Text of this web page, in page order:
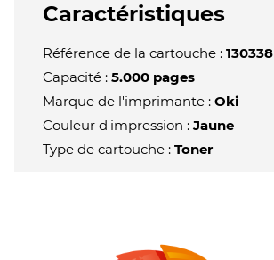
Caractéristiques
Référence de la cartouche : 130338
Capacité : 5.000 pages
Marque de l'imprimante : Oki
Couleur d'impression : Jaune
Type de cartouche : Toner